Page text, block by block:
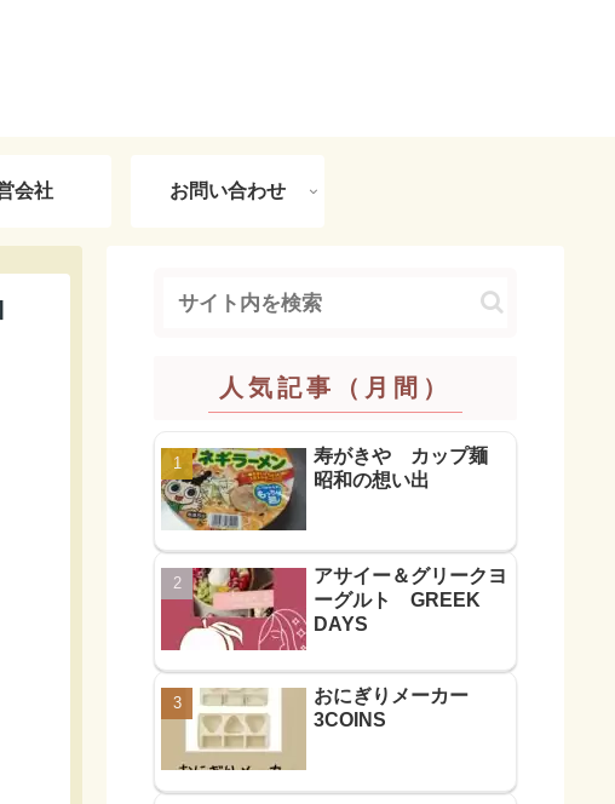
会社 お問い合わせ
人気記事（月間）
寿がきや カップ麺
昭和の想い出
アサイー＆グリークヨ
ーグルト GREEK
DAYS
おにぎりメーカー
3COINS